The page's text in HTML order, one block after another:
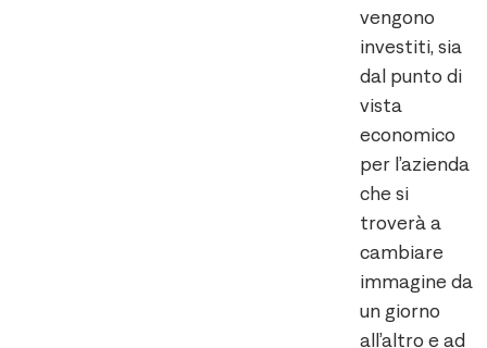
vengono
investiti, sia
dal punto di
vista
economico
per l’azienda
che si
troverà a
cambiare
immagine da
un giorno
all’altro e ad